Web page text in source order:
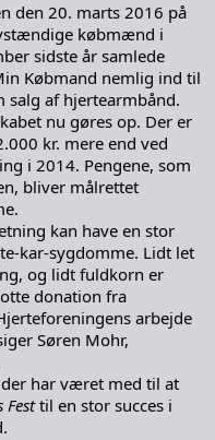
den 20. marts 2016 på
købmænd i
sidste år samlede
Købmand nemlig ind til
af hjertearmbånd.
nu gøres op. Der er
kr. mere end ved
i 2014. Pengene, som
bliver målrettet
kan have en stor
kar-sygdomme. Lidt let
og lidt fuldkorn er
donation fra
arbejde
Søren Mohr,
har været med til at
Festtil en stor succes i